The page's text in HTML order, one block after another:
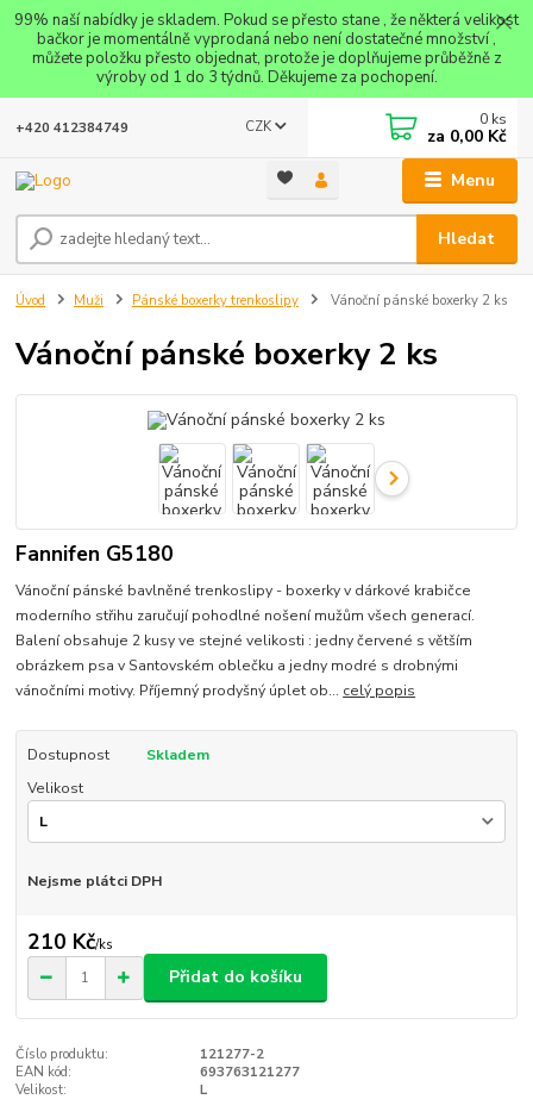
99% naší nabídky je skladem. Pokud se přesto stane , že některá velikost
bačkor je momentálně vyprodaná nebo není dostatečné množství ,
můžete položku přesto objednat, protože je doplňujeme průběžně z
výroby od 1 do 3 týdnů. Děkujeme za pochopení.
Menu
CZK
Hledat
+420 412384749 0 ks
za 0,00 Kč
Úvod Muži Pánské boxerky trenkoslipy Vánoční pánské boxerky 2 ks
Vánoční pánské boxerky 2 ks
Fannifen G5180
Vánoční pánské bavlněné trenkoslipy - boxerky v dárkové krabičce
moderního střihu zaručují pohodlné nošení mužům všech generací.
Balení obsahuje 2 kusy ve stejné velikosti : jedny červené s větším
obrázkem psa v Santovském oblečku a jedny modré s drobnými
vánočními motivy. Příjemný prodyšný úplet ob... celý popis
Dostupnost
Skladem
Velikost
Nejsme plátci DPH
210 Kč/ks
Přidat do košíku
Číslo produktu:
121277-2
EAN kód:
693763121277
Velikost:
L